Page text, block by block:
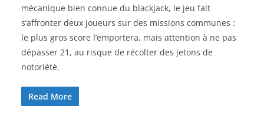
mécanique bien connue du blackjack, le jeu fait
s’affronter deux joueurs sur des missions communes :
le plus gros score l’emportera, mais attention à ne pas
dépasser 21, au risque de récolter des jetons de
notoriété.
Read More